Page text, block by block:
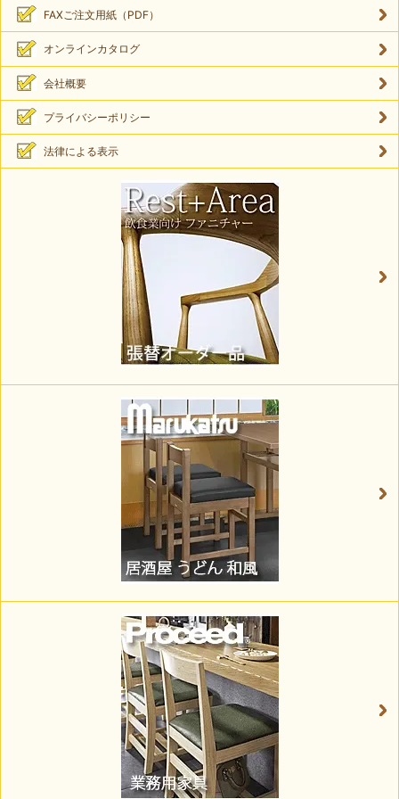
FAXご注文用紙（PDF）
オンラインカタログ
会社概要
プライバシーポリシー
法律による表示